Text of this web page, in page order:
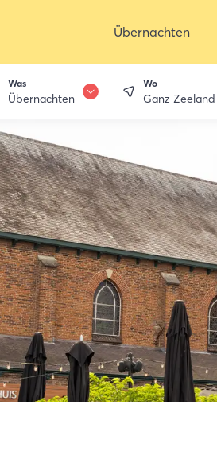
Übernachten
Was
Übernachten
Übernachten
Essen trinken
Aktivitäten
Einkaufen
Zeeland entdecken
Wo
Ganz Zeeland